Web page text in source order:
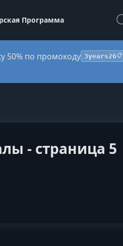
Программа
50% по промокоду 3years26📋
- страница 5